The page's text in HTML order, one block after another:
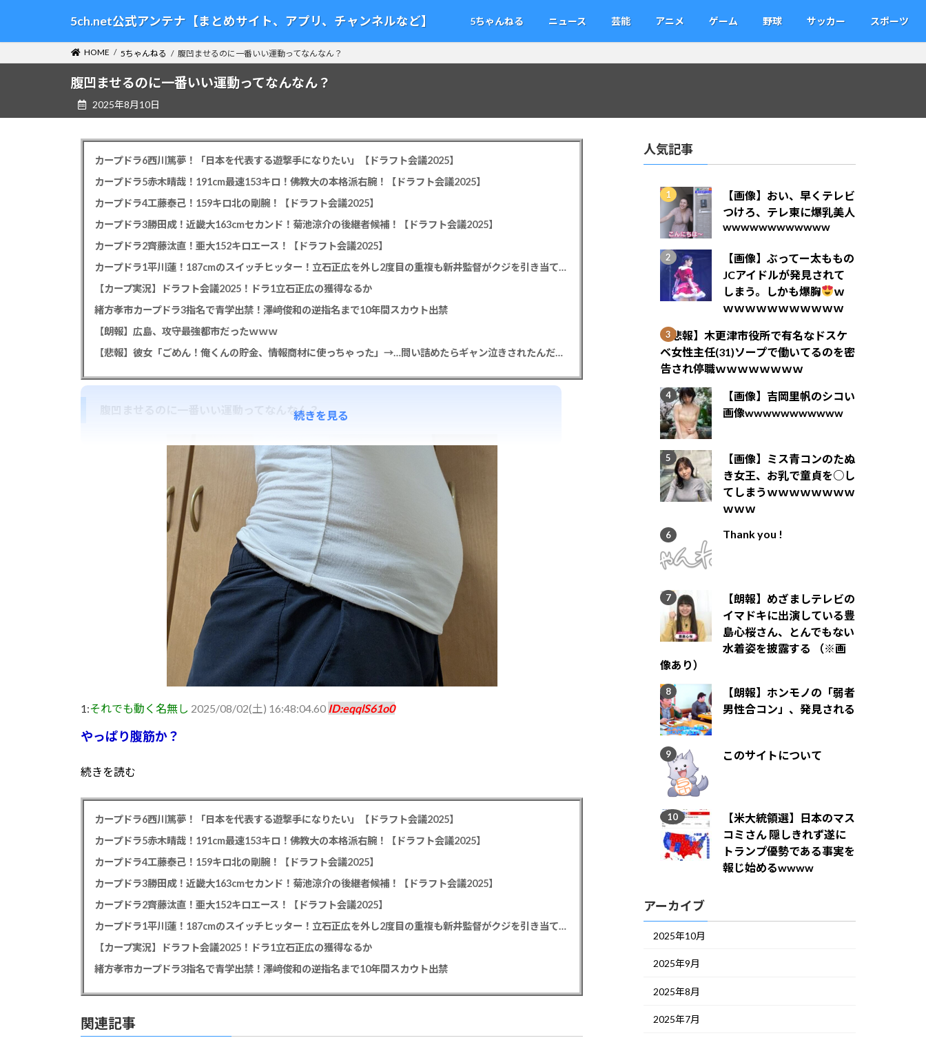
テ
ゲ
5ch.net公式アンテナ【まとめサイト、アプリ、チャンネルなど】 5ちゃんねる ニュース 芸能 アニメ ゲーム 野球 サッカー スポーツ
HOME 5ちゃんねる 腹凹ませるのに一番いい運動ってなんなん？
腹凹ませるのに一番いい運動ってなんなん？
2025年8月10日
カープドラ6西川篤夢！「日本を代表する遊撃手になりたい」【ドラフト会議2025】
カープドラ5赤木晴哉！191cm最速153キロ！佛教大の本格派右腕！【ドラフト会議2025】
カープドラ4工藤泰己！159キロ北の剛腕！【ドラフト会議2025】
カープドラ3勝田成！近畿大163cmセカンド！菊池涼介の後継者候補！【ドラフト会議2025】
カープドラ2齊藤汰直！亜大152キロエース！【ドラフト会議2025】
カープドラ1平川蓮！187cmのスイッチヒッター！立石正広を外し2度目の重複も新井監督がクジを引き当てる！【ドラフト会議2025】
【カープ実況】ドラフト会議2025！ドラ1立石正広の獲得なるか
緒方孝市カープドラ3指名で青学出禁！澤﨑俊和の逆指名まで10年間スカウト出禁
【朗報】広島、攻守最強都市だったｗｗｗ
【悲報】彼女「ごめん！俺くんの貯金、情報商材に使っちゃった」→…問い詰めたらギャン泣きされたんだが俺が悪いのか？
腹凹ませるのに一番いい運動ってなんなん？
1:それでも動く名無し 2025/08/02(土) 16:48:04.60 ID:eqqlS61o0
やっぱり腹筋か？
続きを読む
続きを見る
カープドラ6西川篤夢！「日本を代表する遊撃手になりたい」【ドラフト会議2025】
カープドラ5赤木晴哉！191cm最速153キロ！佛教大の本格派右腕！【ドラフト会議2025】
カープドラ4工藤泰己！159キロ北の剛腕！【ドラフト会議2025】
カープドラ3勝田成！近畿大163cmセカンド！菊池涼介の後継者候補！【ドラフト会議2025】
カープドラ2齊藤汰直！亜大152キロエース！【ドラフト会議2025】
カープドラ1平川蓮！187cmのスイッチヒッター！立石正広を外し2度目の重複も新井監督がクジを引き当てる！【ドラフト会議2025】
【カープ実況】ドラフト会議2025！ドラ1立石正広の獲得なるか
緒方孝市カープドラ3指名で青学出禁！澤﨑俊和の逆指名まで10年間スカウト出禁
関連記事
人気記事
【画像】おい、早くテレビ
つけろ、テレ東に爆乳美人
wwwwwwwwwwww
【画像】ぶってー太ももの
JCアイドルが発見されて
しまう。しかも爆胸
ｗ
ｗｗｗｗｗｗｗｗｗｗｗ
【悲報】木更津市役所で有名なドスケ
ベ女性主任(31)ソープで働いてるのを密
告され停職ｗｗｗｗｗｗｗｗ
【画像】吉岡里帆のシコい
画像wwwwwwwwwww
【画像】ミス青コンのたぬ
き女王、お乳で童貞を○し
てしまうｗｗｗｗｗｗｗｗ
ｗｗｗ
Thank you !
【朗報】めざましテレビの
イマドキに出演している豊
島心桜さん、とんでもない
水着姿を披露する （※画
像あり）
【朗報】ホンモノの「弱者
男性合コン」、発見される
このサイトについて
【米大統領選】日本のマス
コミさん 隠しきれず遂に
トランプ優勢である事実を
報じ始めるwwww
アーカイブ
2025年10月
2025年9月
2025年8月
2025年7月